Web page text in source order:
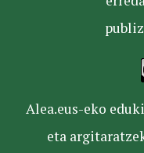
Alea.eus-eko
eta